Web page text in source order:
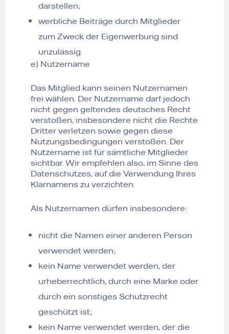
darstellen;
werbliche Beiträge durch Mitglieder
zum Zweck der Eigenwerbung sind
unzulässig.
e) Nutzername
Das Mitglied kann seinen Nutzernamen
frei wählen. Der Nutzername darf jedoch
nicht gegen geltendes deutsches Recht
verstoßen, insbesondere nicht die Rechte
Dritter verletzen sowie gegen diese
Nutzungsbedingungen verstoßen. Der
Nutzername ist für sämtliche Mitglieder
sichtbar. Wir empfehlen also, im Sinne des
Datenschutzes, auf die Verwendung Ihres
Klarnamens zu verzichten.
Als Nutzernamen dürfen insbesondere:
nicht die Namen einer anderen Person
verwendet werden;
kein Name verwendet werden, der
urheberrechtlich, durch eine Marke oder
durch ein sonstiges Schutzrecht
geschützt ist;
kein Name verwendet werden, der die